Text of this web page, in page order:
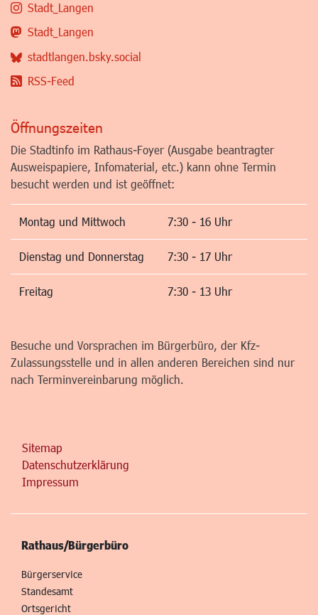
Stadt_Langen
Stadt_Langen
stadtlangen.bsky.social
RSS-Feed
Öffnungszeiten
Die Stadtinfo im Rathaus-Foyer (Ausgabe beantragter
Ausweispapiere, Infomaterial, etc.) kann ohne Termin
besucht werden und ist geöffnet:
Montag und Mittwoch 7:30 - 16 Uhr
Dienstag und Donnerstag 7:30 - 17 Uhr
Freitag 7:30 - 13 Uhr
Besuche und Vorsprachen im Bürgerbüro, der Kfz-
Zulassungsstelle und in allen anderen Bereichen sind nur
nach Terminvereinbarung möglich.
Sitemap
Datenschutzerklärung
Impressum
Rathaus/Bürgerbüro
Bürgerservice
Standesamt
Ortsgericht